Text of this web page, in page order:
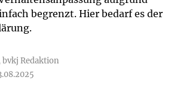
begrenzt. Hier bedarf es der
Redaktion